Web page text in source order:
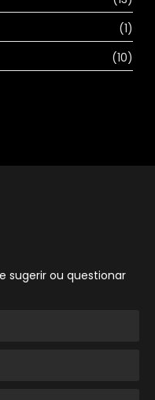
(1)
(10)
sugerir ou questionar